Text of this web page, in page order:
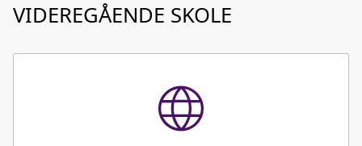
VIDEREGÅENDE SKOLE